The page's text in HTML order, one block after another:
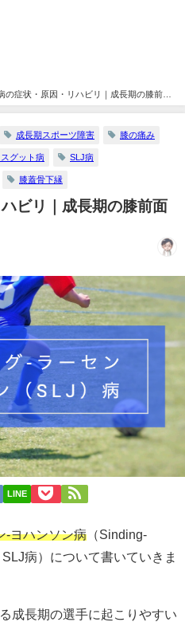
の症状・原因・リハビリ｜成長期の膝前面
成長期スポーツ障害 膝の痛み
スグット病 SLJ病
膝蓋骨下縁
ビリ｜成長期の膝前面
LINE
-ヨハンソン病 （Sinding-
病）について書いていきま
成長期の選手に起こりやすい